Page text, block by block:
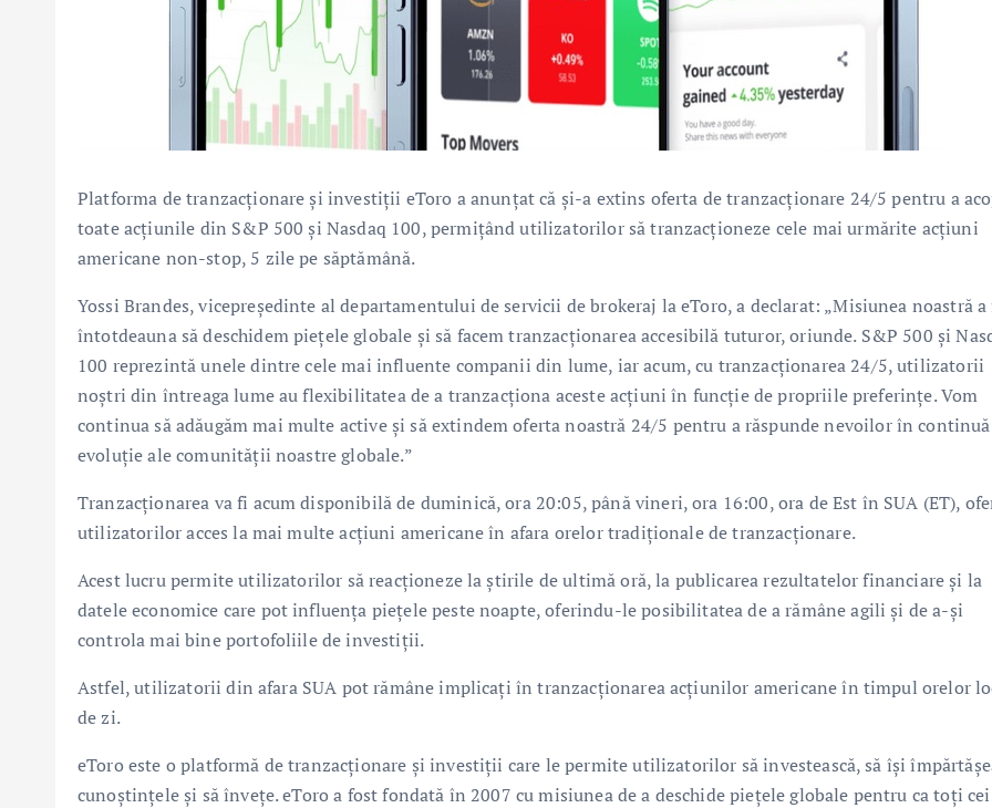
Platforma de tranzacționare și investiții eToro a anunțat că și-a extins oferta de tranzacționare 24/5 pentru a
toate acțiunile din S&P 500 și Nasdaq 100, permițând utilizatorilor să tranzacționeze cele mai urmărite acțiuni
americane non-stop, 5 zile pe săptămână.
Yossi Brandes, vicepreședinte al departamentului de servicii de brokeraj la eToro, a declarat: „Misiunea noastră
întotdeauna să deschidem piețele globale și să facem tranzacționarea accesibilă tuturor, oriunde. S&P 500 și
100 reprezintă unele dintre cele mai influente companii din lume, iar acum, cu tranzacționarea 24/5, utilizatorii
noștri din întreaga lume au flexibilitatea de a tranzacționa aceste acțiuni în funcție de propriile preferințe. Vom
continua să adăugăm mai multe active și să extindem oferta noastră 24/5 pentru a răspunde nevoilor în continuă
evoluție ale comunității noastre globale.”
Tranzacționarea va fi acum disponibilă de duminică, ora 20:05, până vineri, ora 16:00, ora de Est în SUA (ET),
utilizatorilor acces la mai multe acțiuni americane în afara orelor tradiționale de tranzacționare.
Acest lucru permite utilizatorilor să reacționeze la știrile de ultimă oră, la publicarea rezultatelor financiare și la
datele economice care pot influența piețele peste noapte, oferindu-le posibilitatea de a rămâne agili și de a-și
controla mai bine portofoliile de investiții.
Astfel, utilizatorii din afara SUA pot rămâne implicați în tranzacționarea acțiunilor americane în timpul orelor
de zi.
eToro este o platformă de tranzacționare și investiții care le permite utilizatorilor să investească, să își
cunoștințele și să învețe. eToro a fost fondată în 2007 cu misiunea de a deschide piețele globale pentru ca toți cei